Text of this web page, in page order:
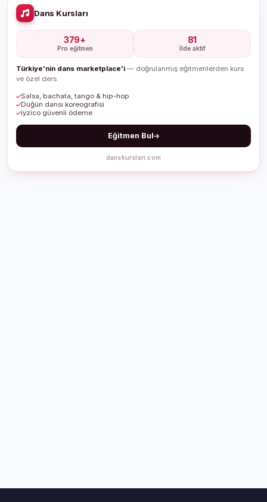
Dans Kursları
379+
Pro eğitmen
81
İlde aktif
Türkiye'nin dans marketplace'i — doğrulanmış eğitmenlerden kurs
ve özel ders.
Salsa, bachata, tango & hip-hop
Düğün dansı koreografisi
iyzico güvenli ödeme
Eğitmen Bul
danskurslari.com